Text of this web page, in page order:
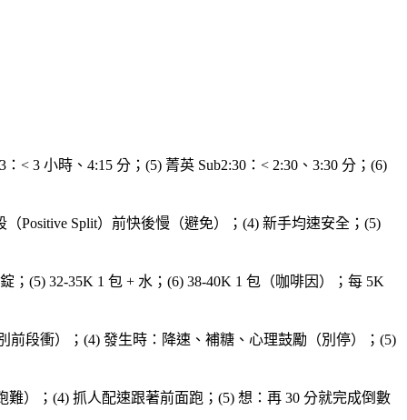
< 3 小時、4:15 分；(5) 菁英 Sub2:30：< 2:30、3:30 分；(6)
Positive Split）前快後慢（避免）；(4) 新手均速安全；(5)
；(5) 32-35K 1 包 + 水；(6) 38-40K 1 包（咖啡因）；每 5K
前段衝）；(4) 發生時：降速、補糖、心理鼓勵（別停）；(5)
）；(4) 抓人配速跟著前面跑；(5) 想：再 30 分就完成倒數